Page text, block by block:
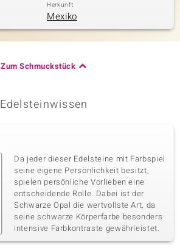
Herkunft
Mexiko
Zum Schmuckstück
Edelsteinwissen
Da jeder dieser Edelsteine mit Farbspiel
seine eigene Persönlichkeit besitzt,
spielen persönliche Vorlieben eine
entscheidende Rolle. Dabei ist der
Schwarze Opal die wertvollste Art, da
seine schwarze Körperfarbe besonders
intensive Farbkontraste gewährleistet.